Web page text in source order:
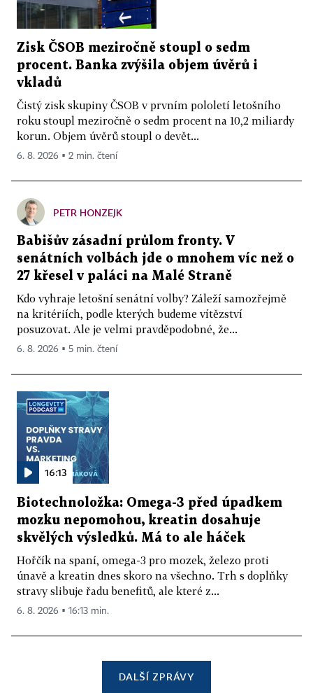
Zisk ČSOB meziročně stoupl o sedm
procent. Banka zvýšila objem úvěrů i
vkladů
Čistý zisk skupiny ČSOB v prvním pololetí letošního
roku stoupl meziročně o sedm procent na 10,2 miliardy
korun. Objem úvěrů stoupl o devět...
6. 8. 2026 ▪ 2 min. čtení
PETR HONZEJK
Babišův zásadní průlom fronty. V
senátních volbách jde o mnohem víc než o
27 křesel v paláci na Malé Straně
Kdo vyhraje letošní senátní volby? Záleží samozřejmě
na kritériích, podle kterých budeme vítězství
posuzovat. Ale je velmi pravděpodobné, že...
6. 8. 2026 ▪ 5 min. čtení
16:13
Biotechnoložka: Omega-3 před úpadkem
mozku nepomohou, kreatin dosahuje
skvělých výsledků. Má to ale háček
Hořčík na spaní, omega-3 pro mozek, železo proti
únavě a kreatin dnes skoro na všechno. Trh s doplňky
stravy slibuje řadu benefitů, ale které z...
6. 8. 2026 ▪ 16:13 min.
DALŠÍ ZPRÁVY